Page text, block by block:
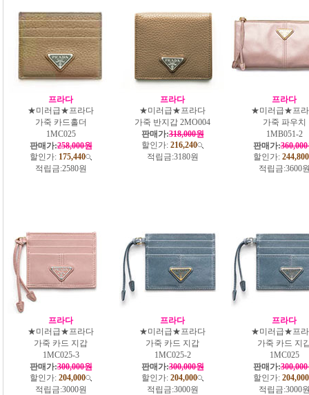
프라다
★미러급★프라다
가죽 카드홀더
1MC025
판매가:258,000원
할인가: 175,440
적립금:2580원
프라다
★미러급★프라다
가죽 반지갑 2MO004
판매가:318,000원
할인가: 216,240
적립금:3180원
프라다
★미러급★프
가죽 파우치
1MB051-2
판매가:
할인가: 244,800
적립금:3600
프라다
★미러급★프라다
가죽 카드 지갑
1MC025-3
판매가:300,000원
할인가: 204,000
적립금:3000원
프라다
★미러급★프라다
가죽 카드 지갑
1MC025-2
판매가:300,000원
할인가: 204,000
적립금:3000원
프라다
★미러급★프
가죽 카드 지
1MC025
판매가:
할인가: 204,000
적립금:3000